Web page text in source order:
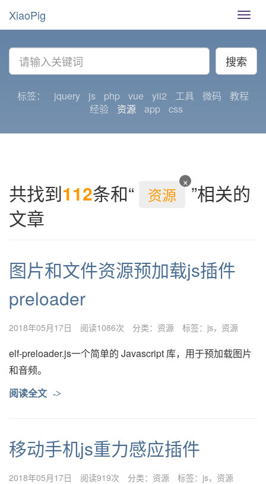
导
航
换
XiaoPig
搜索
标签： jquery js php vue yii2 工具 微码
教程
经验
资源 app css
共找到112条和“ 资源
× ”相关的
文章
图片和文件资源预加载js插件
preloader
2018年05月17日 阅读1086次 分类： 资源 标签： js 资源
elf-preloader.js一个简单的 Javascript 库，用于预加载图片
和音频。
阅读全文 ->
移动手机js重力感应插件
2018年05月17日 阅读919次 分类： 资源 标签： js 资源